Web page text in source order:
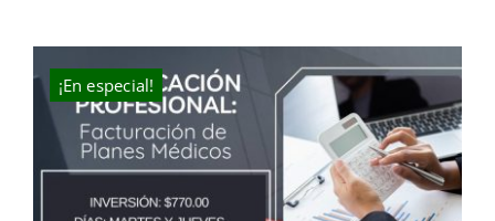
was:
$300.00.
is:
$250.00.
¡En especial!